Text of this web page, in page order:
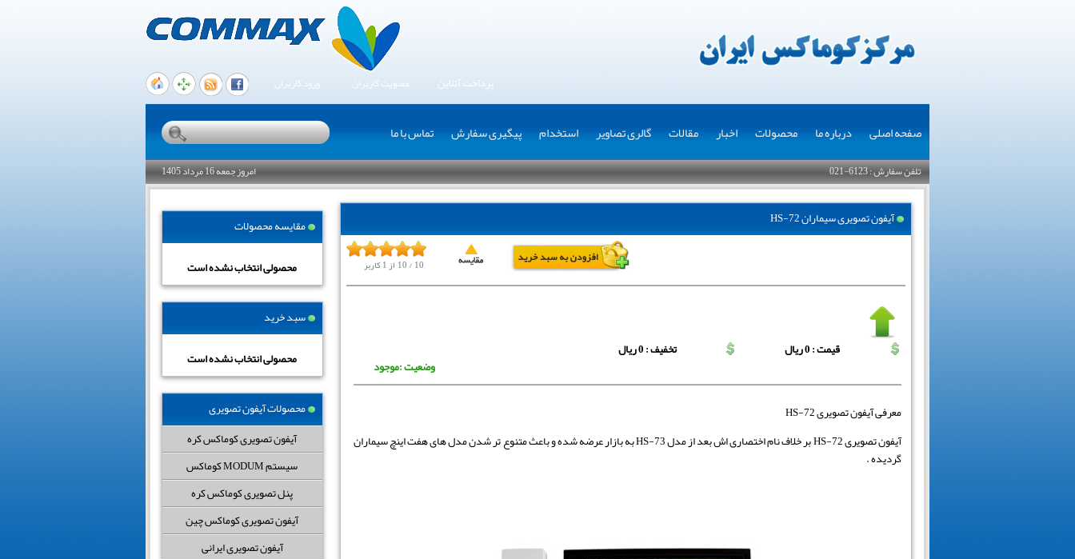
ورود کاربران عضویت کاربران پرداخت آنلاین
صفحه اصلی درباره ما محصولات اخبار مقالات گالری تصاویر استخدام پیگیری سفارش تماس با ما
تلفن سفارش : 6123-021 امروز جمعه 16 مرداد 1405
مقایسه محصولات
محصولی انتخاب نشده است
سبد خرید
محصولی انتخاب نشده است
محصولات آیفون تصویری
آیفون تصویری کوماکس کره
سیستم MODUM کوماکس
پنل تصویری کوماکس کره
آیفون تصویری کوماکس چین
آیفون تصویری ایرانی
آیفون تصویری سیماران HS-72
10/10 از1کاربر
قیمت : 0 ریال
تخفیف : 0 ریال
وضعیت :موجود
معرفی آیفون تصویری HS-72
آیفون تصویری HS-72 بر خلاف نام اختصاری اش بعد از مدل HS-73 به بازار عرضه شده و باعث متنوع تر شدن مدل های هفت اینچ سیماران
گردیده .